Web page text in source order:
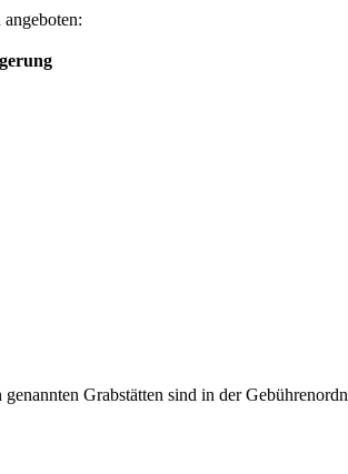
Grabstätten sind in der